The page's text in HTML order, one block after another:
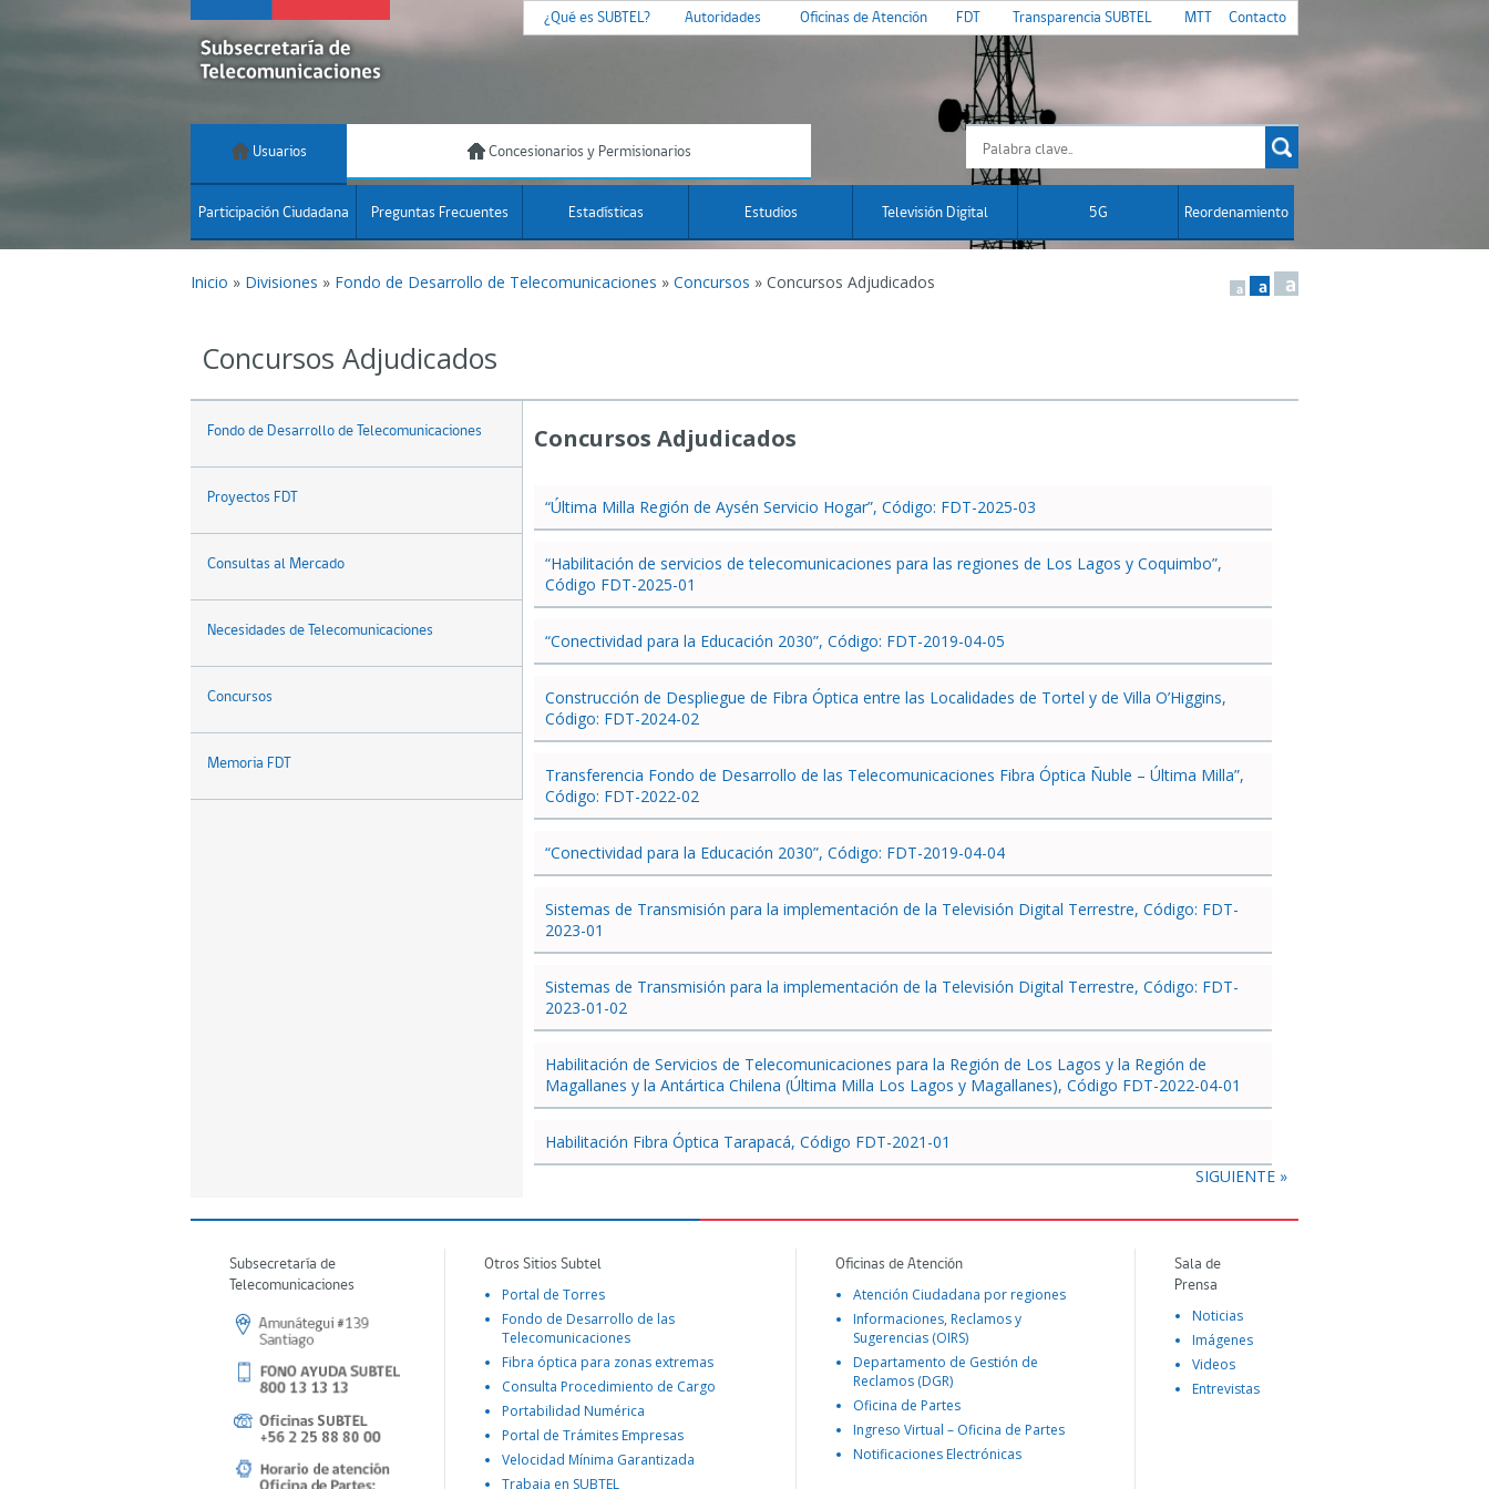
¿Qué es SUBTEL? Autoridades Oficinas de Atención FDT Transparencia SUBTEL MTT Contacto
Usuarios Concesionarios y Permisionarios
Participación Ciudadana Preguntas Frecuentes Estadísticas Estudios Televisión Digital 5G Reordenamiento
Inicio » Divisiones » Fondo de Desarrollo de Telecomunicaciones » Concursos » Concursos Adjudicados a a a
Concursos Adjudicados
Fondo de Desarrollo de Telecomunicaciones
Proyectos FDT
Consultas al Mercado
Necesidades de Telecomunicaciones
Concursos
Memoria FDT
Concursos Adjudicados
“Última Milla Región de Aysén Servicio Hogar”, Código: FDT-2025-03
“Habilitación de servicios de telecomunicaciones para las regiones de Los Lagos y Coquimbo”,
Código FDT-2025-01
“Conectividad para la Educación 2030”, Código: FDT-2019-04-05
Construcción de Despliegue de Fibra Óptica entre las Localidades de Tortel y de Villa O’Higgins,
Código: FDT-2024-02
Transferencia Fondo de Desarrollo de las Telecomunicaciones Fibra Óptica Ñuble – Última Milla”,
Código: FDT-2022-02
“Conectividad para la Educación 2030”, Código: FDT-2019-04-04
Sistemas de Transmisión para la implementación de la Televisión Digital Terrestre, Código: FDT-
2023-01
Sistemas de Transmisión para la implementación de la Televisión Digital Terrestre, Código: FDT-
2023-01-02
Habilitación de Servicios de Telecomunicaciones para la Región de Los Lagos y la Región de
Magallanes y la Antártica Chilena (Última Milla Los Lagos y Magallanes), Código FDT-2022-04-01
Habilitación Fibra Óptica Tarapacá, Código FDT-2021-01
SIGUIENTE »
Subsecretaría de
Telecomunicaciones
Otros Sitios Subtel
Portal de Torres
Fondo de Desarrollo de las
Telecomunicaciones
Fibra óptica para zonas extremas
Consulta Procedimiento de Cargo
Portabilidad Numérica
Portal de Trámites Empresas
Velocidad Mínima Garantizada
Trabaja en SUBTEL
Oficinas de Atención
Atención Ciudadana por regiones
Informaciones, Reclamos y
Sugerencias (OIRS)
Departamento de Gestión de
Reclamos (DGR)
Oficina de Partes
Ingreso Virtual – Oficina de Partes
Notificaciones Electrónicas
Sala de
Prensa
Noticias
Imágenes
Videos
Entrevistas